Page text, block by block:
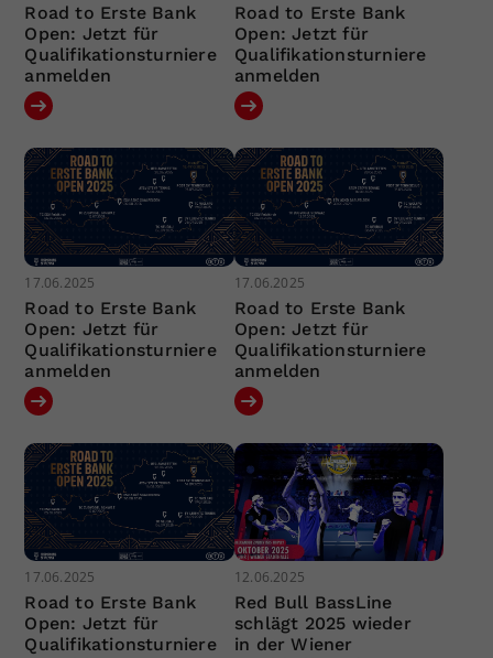
Road to Erste Bank
Open: Jetzt für
Qualifikationsturniere
anmelden
Road to Erste Bank
Open: Jetzt für
Qualifikationsturniere
anmelden
17.06.2025
Road to Erste Bank
Open: Jetzt für
Qualifikationsturniere
anmelden
17.06.2025
Road to Erste Bank
Open: Jetzt für
Qualifikationsturniere
anmelden
17.06.2025
Road to Erste Bank
Open: Jetzt für
Qualifikationsturniere
12.06.2025
Red Bull BassLine
schlägt 2025 wieder
in der Wiener